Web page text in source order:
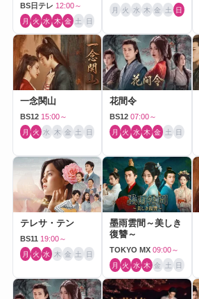
BS日テレ 12:00～
月 火 水 木 金 土 日
月 火 水 木 金 土 日
一念関山
BS12 15:00～
月 火 水 木 金 土 日
花間令
BS12 07:00～
月 火 水 木 金 土 日
テレサ・テン
BS11 19:00～
月 火 水 木 金 土 日
墨雨雲間～美しき
復讐～
TOKYO MX 09:00～
月 火 水 木 金 土 日